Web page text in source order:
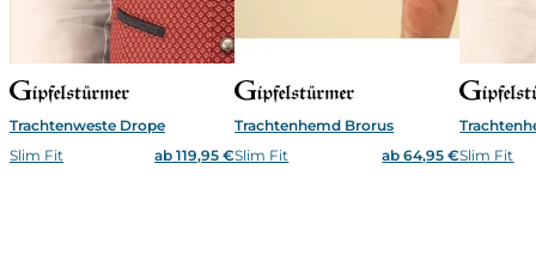
Trachtenweste Drope
Slim Fit
ab 119,95 €
Trachtenhemd Brorus
Slim Fit
ab 64,95 €Slim Fit